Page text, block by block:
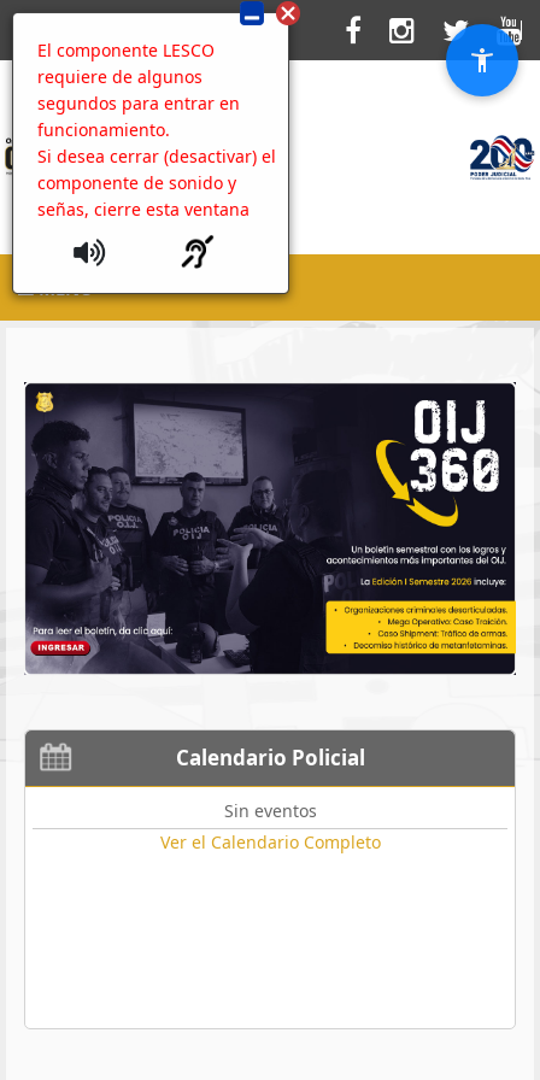
El componente LESCO
requiere de algunos
segundos para entrar en
funcionamiento.
Si desea cerrar (desactivar) el
componente de sonido y
señas, cierre esta ventana
MENU
Calendario Policial
Sin eventos
Ver el Calendario Completo